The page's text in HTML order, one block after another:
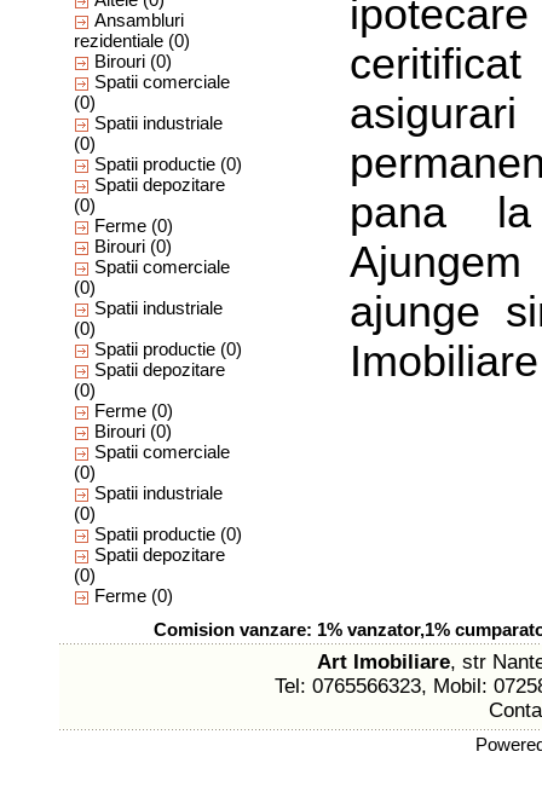
Ansambluri
rezidentiale (0)
Birouri (0)
Spatii comerciale
(0)
Spatii industriale
(0)
Spatii productie (0)
Spatii depozitare
(0)
Ferme (0)
Birouri (0)
Spatii comerciale
(0)
Spatii industriale
(0)
Spatii productie (0)
Spatii depozitare
(0)
Ferme (0)
Birouri (0)
Spatii comerciale
(0)
Spatii industriale
(0)
Spatii productie (0)
Spatii depozitare
(0)
Ferme (0)
pana
ajunge
Imobiliare
Comision vanzare: 1% vanzator,1%
Art Imobiliare, str
Tel: 0765566323, Mobil: